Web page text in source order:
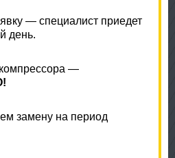
— специалист приедет
день.
—
замену на период